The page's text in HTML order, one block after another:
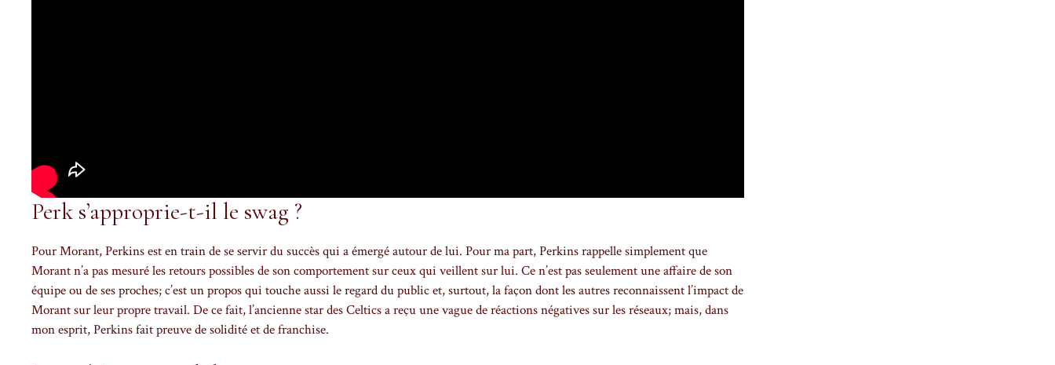
Perk s’approprie-t-il le swag ?
Pour Morant, Perkins est en train de se servir du succès qui a émergé autour de lui. Pour ma part, Perkins rappelle simplement que
Morant n’a pas mesuré les retours possibles de son comportement sur ceux qui veillent sur lui. Ce n’est pas seulement une affaire de son
équipe ou de ses proches; c’est un propos qui touche aussi le regard du public et, surtout, la façon dont les autres reconnaissent l’impact de
Morant sur leur propre travail. De ce fait, l’ancienne star des Celtics a reçu une vague de réactions négatives sur les réseaux; mais, dans
mon esprit, Perkins fait preuve de solidité et de franchise.